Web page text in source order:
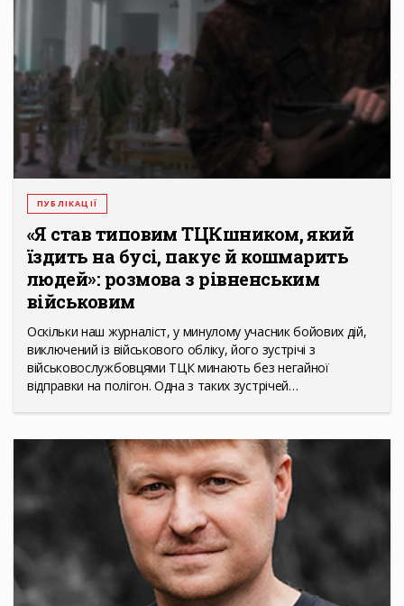
ПУБЛІКАЦІЇ
«Я став типовим ТЦКшником, який
їздить на бусі, пакує й кошмарить
людей»: розмова з рівненським
військовим
Оскільки наш журналіст, у минулому учасник бойових дій,
виключений із військового обліку, його зустрічі з
військовослужбовцями ТЦК минають без негайної
відправки на полігон. Одна з таких зустрічей…